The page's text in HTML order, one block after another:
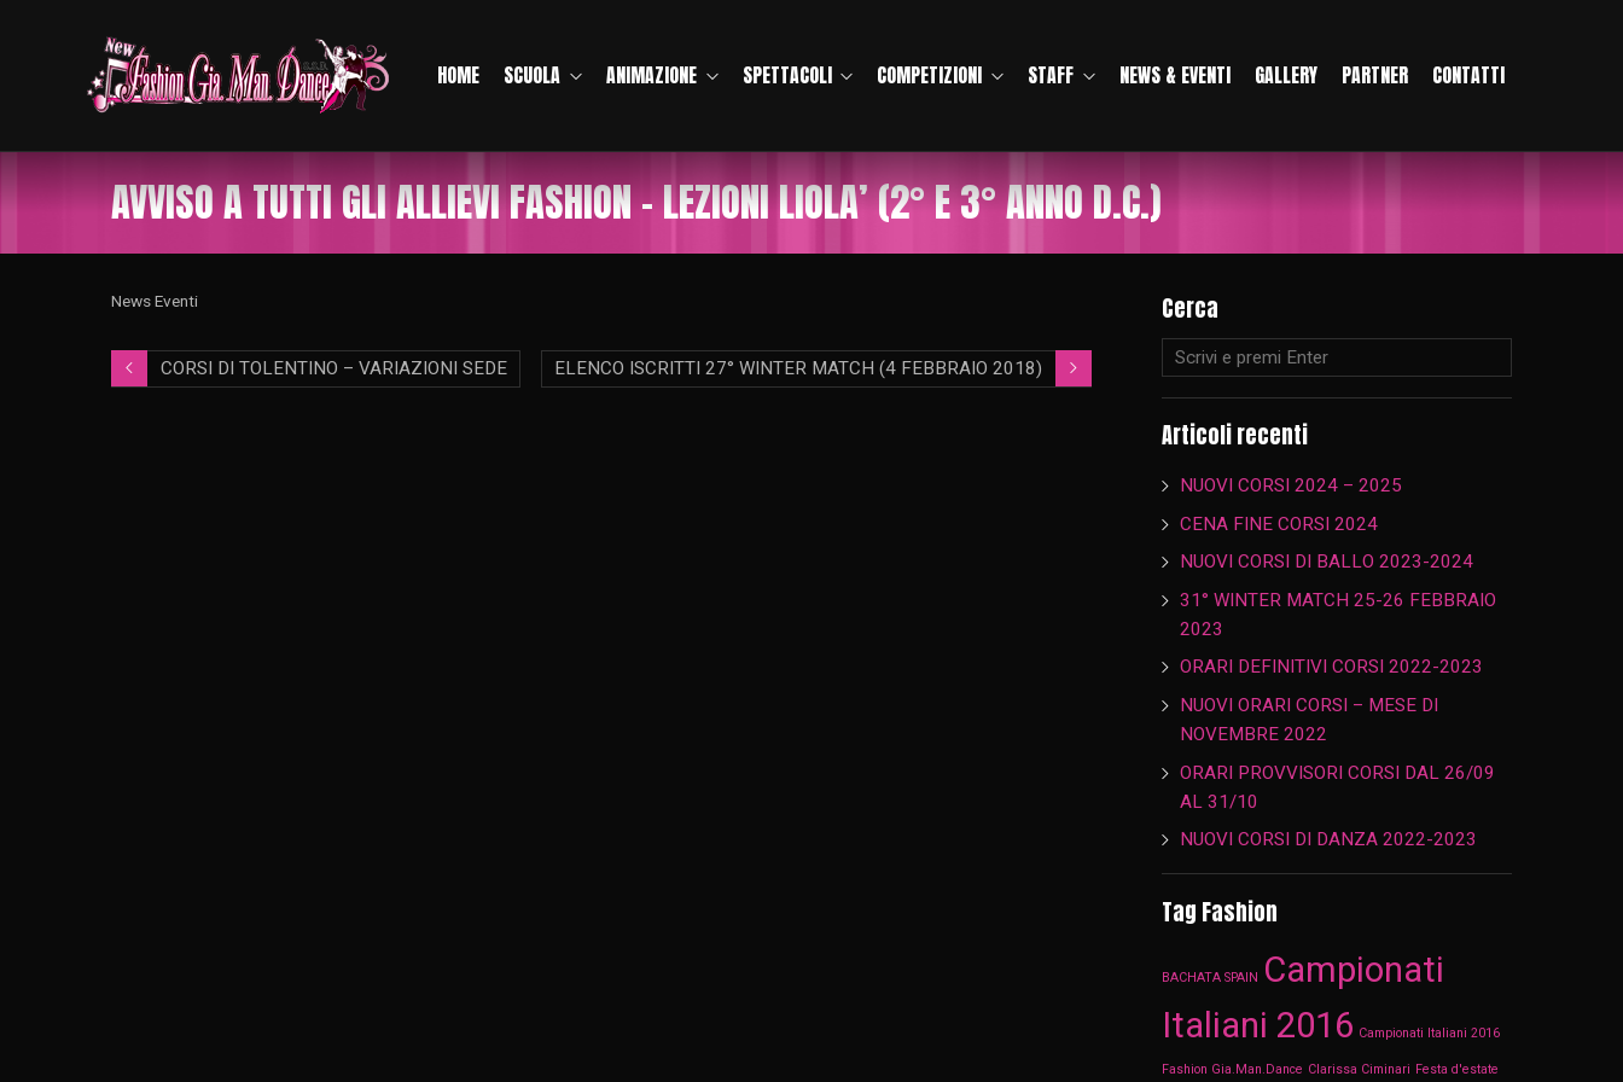
HOME SCUOLA ANIMAZIONE SPETTACOLI COMPETIZIONI STAFF NEWS & EVENTI GALLERY PARTNER CONTATTI
AVVISO A TUTTI GLI ALLIEVI FASHION – LEZIONI LIOLA’ (2° E 3° ANNO D.C.)
News Eventi
CORSI DI TOLENTINO – VARIAZIONI SEDE ELENCO ISCRITTI 27° WINTER MATCH (4 FEBBRAIO 2018)
Cerca
Articoli recenti
NUOVI CORSI 2024 – 2025
CENA FINE CORSI 2024
NUOVI CORSI DI BALLO 2023-2024
31° WINTER MATCH 25-26 FEBBRAIO
2023
ORARI DEFINITIVI CORSI 2022-2023
NUOVI ORARI CORSI – MESE DI
NOVEMBRE 2022
ORARI PROVVISORI CORSI DAL 26/09
AL 31/10
NUOVI CORSI DI DANZA 2022-2023
Tag Fashion
BACHATA SPAIN Campionati
Italiani 2016 Campionati Italiani 2016
Fashion Gia.Man.Dance Clarissa Ciminari Festa d'estate